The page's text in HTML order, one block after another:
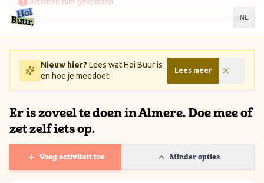
Ga naar inhoud / Skip to content
NL
Nieuw hier? Lees wat Hoi Buur is
en hoe je meedoet.
Lees meer
Er is zoveel te doen in Almere. Doe mee of
zet zelf iets op.
Voeg activiteit toe Minder opties